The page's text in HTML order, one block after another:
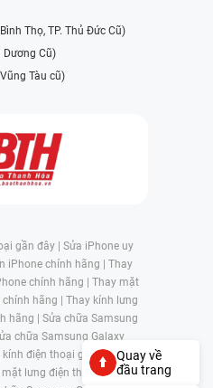
Thọ, TP. Thủ Đức Cũ)
Dương Cũ)
Tàu cũ)
gần đây | Sửa iPhone uy
iPhone chính hãng | Thay
chính hãng | Thay mặt
chính hãng | Thay kính lưng
hãng | Sửa chữa Samsung
chữa Samsung Galaxy
kính điện thoại giá bao
lưng điện thoại giá bao
Quay về
đầu trang